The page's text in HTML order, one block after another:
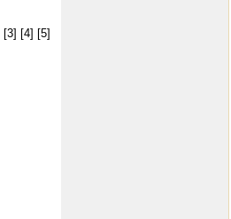
[3] [4] [5]